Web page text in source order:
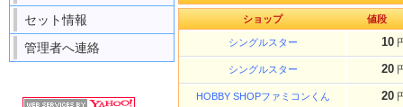
セット情報
管理者へ連絡
ショップ 値段
シングルスター 10
シングルスター 20
HOBBY SHOPファミコンくん 20